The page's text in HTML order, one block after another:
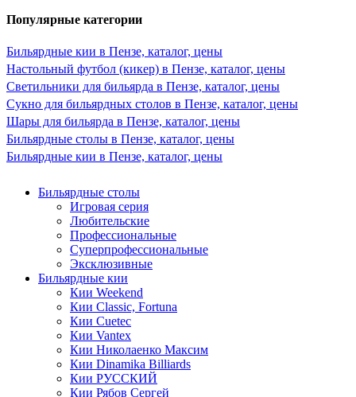
Популярные категории
Бильярдные кии в Пензе, каталог, цены
Настольный футбол (кикер) в Пензе, каталог, цены
Светильники для бильярда в Пензе, каталог, цены
Сукно для бильярдных столов в Пензе, каталог, цены
Шары для бильярда в Пензе, каталог, цены
Бильярдные столы в Пензе, каталог, цены
Бильярдные кии в Пензе, каталог, цены
Бильярдные столы
Игровая серия
Любительские
Профессиональные
Суперпрофессиональные
Эксклюзивные
Бильярдные кии
Кии Weekend
Кии Classic, Fortuna
Кии Cuetec
Кии Vantex
Кии Николаенко Максим
Кии Dinamika Billiards
Кии РУССКИЙ
Кии Рябов Сергей